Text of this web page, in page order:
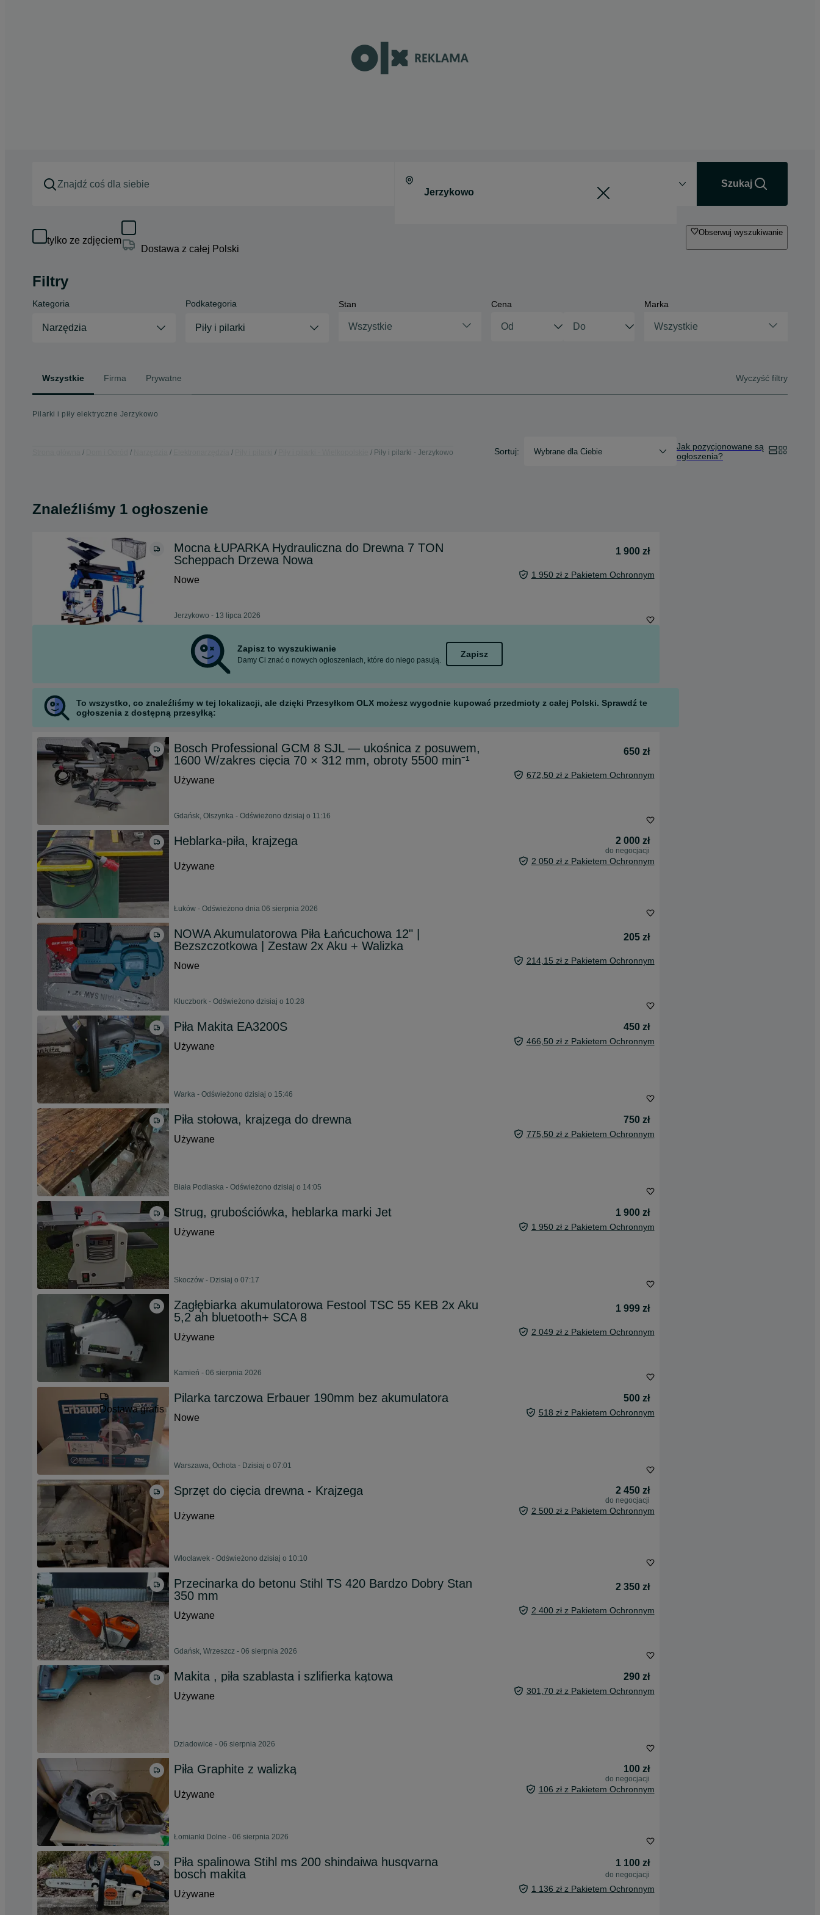
Szukaj
tylko ze zdjęciem
Dostawa z całej Polski
Obserwuj wyszukiwanie
Filtry
Kategoria
Narzędzia
Podkategoria
Piły i pilarki
Stan
Wszystkie
Cena Marka
Wszystkie
Wszystkie Firma Prywatne Wyczyść filtry
Pilarki i piły elektryczne Jerzykowo
Piły i pilarki - Jerzykowo Sortuj: Wybrane dla Ciebie
Jak pozycjonowane są
ogłoszenia?
Znaleźliśmy 1 ogłoszenie
Mocna ŁUPARKA Hydrauliczna do Drewna 7 TON
Scheppach Drzewa Nowa
1 900 zł
Nowe 1 950 zł z Pakietem Ochronnym
Jerzykowo - 13 lipca 2026
Zapisz to wyszukiwanie
Damy Ci znać o nowych ogłoszeniach, które do niego pasują.
Zapisz
To wszystko, co znaleźliśmy w tej lokalizacji, ale dzięki Przesyłkom OLX możesz wygodnie kupować przedmioty z całej Polski. Sprawdź te
ogłoszenia z dostępną przesyłką:
Bosch Professional GCM 8 SJL — ukośnica z posuwem,
1600 W/zakres cięcia 70 × 312 mm, obroty 5500 min⁻¹
650 zł
Używane 672,50 zł z Pakietem Ochronnym
Gdańsk, Olszynka - Odświeżono dzisiaj o 11:16
Heblarka-piła, krajzega 2 000 zł
do negocjacji
Używane 2 050 zł z Pakietem Ochronnym
Łuków - Odświeżono dnia 06 sierpnia 2026
NOWA Akumulatorowa Piła Łańcuchowa 12" |
Bezszczotkowa | Zestaw 2x Aku + Walizka
205 zł
Nowe 214,15 zł z Pakietem Ochronnym
Kluczbork - Odświeżono dzisiaj o 10:28
Piła Makita EA3200S
450 zł
Używane
466,50 zł z Pakietem Ochronnym
Warka - Odświeżono dzisiaj o 15:46
Piła stołowa, krajzega do drewna
750 zł
Używane
775,50 zł z Pakietem Ochronnym
Biała Podlaska - Odświeżono dzisiaj o 14:05
Strug, grubościówka, heblarka marki Jet
1 900 zł
Używane
1 950 zł z Pakietem Ochronnym
Skoczów - Dzisiaj o 07:17
Zagłębiarka akumulatorowa Festool TSC 55 KEB 2x Aku
5,2 ah bluetooth+ SCA 8
1 999 zł
Używane 2 049 zł z Pakietem Ochronnym
Kamień - 06 sierpnia 2026
Dostawa gratis
Pilarka tarczowa Erbauer 190mm bez akumulatora
500 zł
Nowe
518 zł z Pakietem Ochronnym
Warszawa, Ochota - Dzisiaj o 07:01
Sprzęt do cięcia drewna - Krajzega 2 450 zł
do negocjacji
Używane 2 500 zł z Pakietem Ochronnym
Włocławek - Odświeżono dzisiaj o 10:10
Przecinarka do betonu Stihl TS 420 Bardzo Dobry Stan
350 mm
2 350 zł
Używane 2 400 zł z Pakietem Ochronnym
Gdańsk, Wrzeszcz - 06 sierpnia 2026
Makita , piła szablasta i szlifierka kątowa
290 zł
Używane
301,70 zł z Pakietem Ochronnym
Dziadowice - 06 sierpnia 2026
Piła Graphite z walizką 100 zł
do negocjacji
Używane 106 zł z Pakietem Ochronnym
Łomianki Dolne - 06 sierpnia 2026
Piła spalinowa Stihl ms 200 shindaiwa husqvarna
bosch makita
1 100 zł
do negocjacji
Używane 1 136 zł z Pakietem Ochronnym